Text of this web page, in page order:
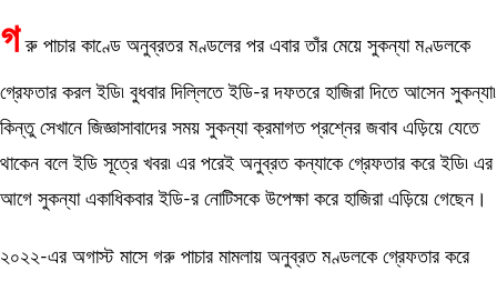
গ রু পাচার কাণ্ডে অনুব্রতর মণ্ডলের পর এবার তাঁর মেয়ে সুকন্যা মণ্ডলকে
গ্রেফতার করল ইডি৷ বুধবার দিল্লিতে ইডি-র দফতরে হাজিরা দিতে আসেন সুকন্যা৷
কিন্তু সেখানে জিজ্ঞাসাবাদের সময় সুকন্যা ক্রমাগত প্রশ্নের জবাব এড়িয়ে যেতে
থাকেন বলে ইডি সূত্রে খবর৷ এর পরেই অনুব্রত কন্যাকে গ্রেফতার করে ইডি৷ এর
আগে সুকন্যা একাধিকবার ইডি-র নোটিসকে উপেক্ষা করে হাজিরা এড়িয়ে গেছেন।
২০২২-এর অগাস্ট মাসে গরু পাচার মামলায় অনুব্রত মণ্ডলকে গ্রেফতার করে